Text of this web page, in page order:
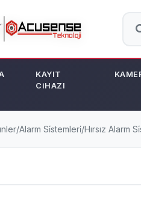
KAYIT
CiHAZI
/Alarm Si̇stemleri̇/Hırsız Alarm